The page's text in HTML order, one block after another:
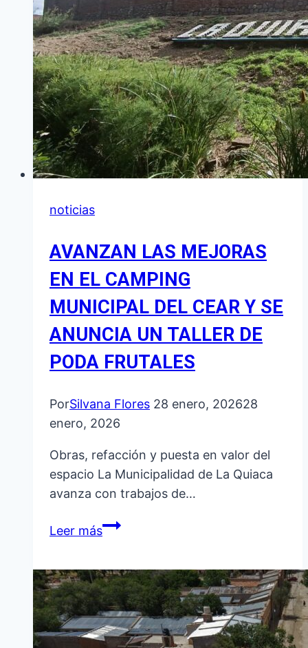
TODA
LA
REGIÓN”
noticias
AVANZAN LAS MEJORAS
EN EL CAMPING
MUNICIPAL DEL CEAR Y SE
ANUNCIA UN TALLER DE
PODA FRUTALES
PorSilvana Flores 28 enero, 202628
enero, 2026
Obras, refacción y puesta en valor del
espacio La Municipalidad de La Quiaca
avanza con trabajos de…
Leer másAVANZAN
EN
EL
CAMPING
MUNICIPAL